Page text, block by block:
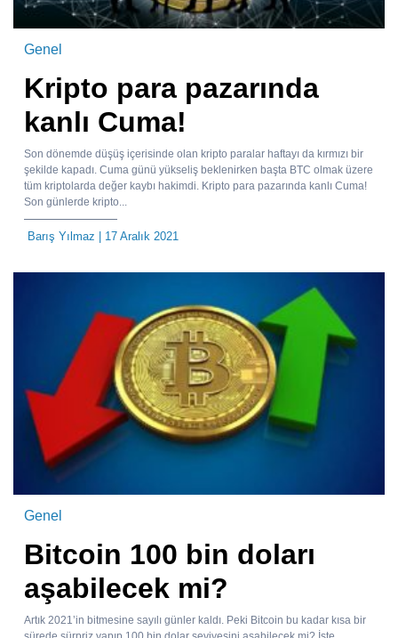
Genel
Kripto para pazarında
kanlı Cuma!
Son dönemde düşüş içerisinde olan kripto paralar haftayı da kırmızı bir
şekilde kapadı. Cuma günü yükseliş beklenirken başta BTC olmak üzere
tüm kriptolarda değer kaybı hakimdi. Kripto para pazarında kanlı Cuma!
Son günlerde kripto...
Barış Yılmaz | 17 Aralık 2021
Genel
Bitcoin 100 bin doları
aşabilecek mi?
Artık 2021’in bitmesine sayılı günler kaldı. Peki Bitcoin bu kadar kısa bir